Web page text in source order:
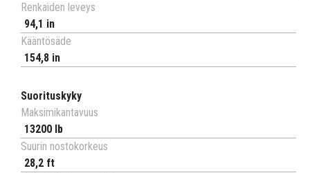
Renkaiden leveys
94,1 in
Kääntösäde
154,8 in
Suorituskyky
Maksimikantavuus
13200 lb
Suurin nostokorkeus
28,2 ft